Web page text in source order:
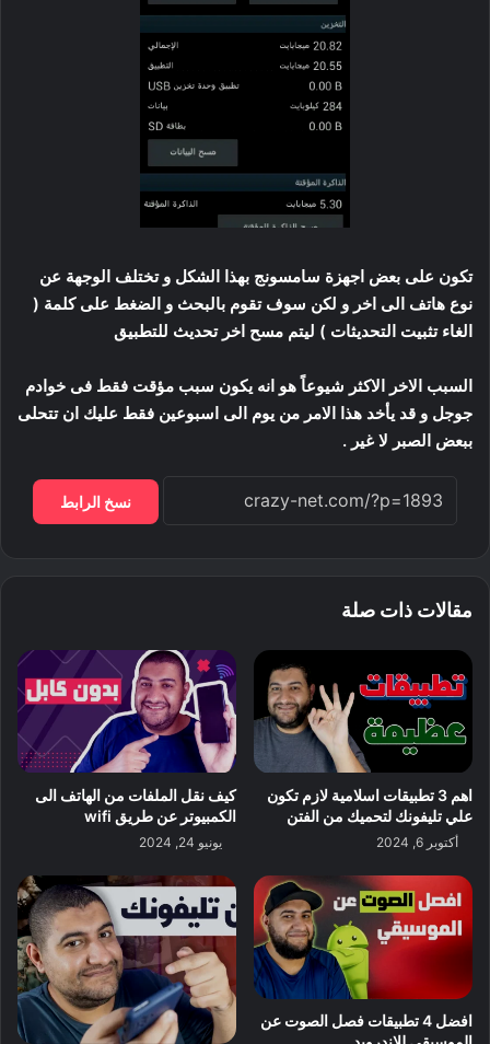
تكون على بعض اجهزة سامسونج بهذا الشكل و تختلف الوجهة عن
نوع هاتف الى اخر و لكن سوف تقوم بالبحث و الضغط على كلمة (
الغاء تثبيت التحديثات ) ليتم مسح اخر تحديث للتطبيق
السبب الاخر الاكثر شيوعاً هو انه يكون سبب مؤقت فقط فى خوادم
جوجل و قد يأخد هذا الامر من يوم الى اسبوعين فقط عليك ان تتحلى
ببعض الصبر لا غير .
نسخ الرابط
مقالات ذات صلة
اهم 3 تطبيقات اسلامية لازم تكون
علي تليفونك لتحميك من الفتن
أكتوبر 6, 2024
كيف نقل الملفات من الهاتف الى
الكمبيوتر عن طريق wifi
يونيو 24, 2024
افضل 4 تطبيقات فصل الصوت عن